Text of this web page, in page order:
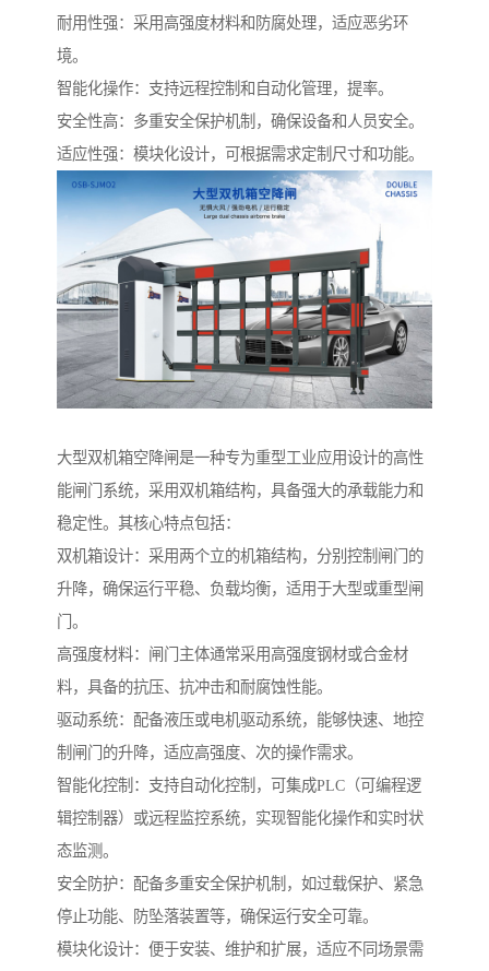
耐用性强：采用高强度材料和防腐处理，适应恶劣环
境。
智能化操作：支持远程控制和自动化管理，提率。
安全性高：多重安全保护机制，确保设备和人员安全。
适应性强：模块化设计，可根据需求定制尺寸和功能。
大型双机箱空降闸是一种专为重型工业应用设计的高性
能闸门系统，采用双机箱结构，具备强大的承载能力和
稳定性。其核心特点包括：
双机箱设计：采用两个立的机箱结构，分别控制闸门的
升降，确保运行平稳、负载均衡，适用于大型或重型闸
门。
高强度材料：闸门主体通常采用高强度钢材或合金材
料，具备的抗压、抗冲击和耐腐蚀性能。
驱动系统：配备液压或电机驱动系统，能够快速、地控
制闸门的升降，适应高强度、次的操作需求。
智能化控制：支持自动化控制，可集成PLC（可编程逻
辑控制器）或远程监控系统，实现智能化操作和实时状
态监测。
安全防护：配备多重安全保护机制，如过载保护、紧急
停止功能、防坠落装置等，确保运行安全可靠。
模块化设计：便于安装、维护和扩展，适应不同场景需